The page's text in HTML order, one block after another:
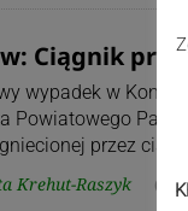
Ciągnik
wypadek w
Powiatowego
przez
Krehut-Raszyk access_time